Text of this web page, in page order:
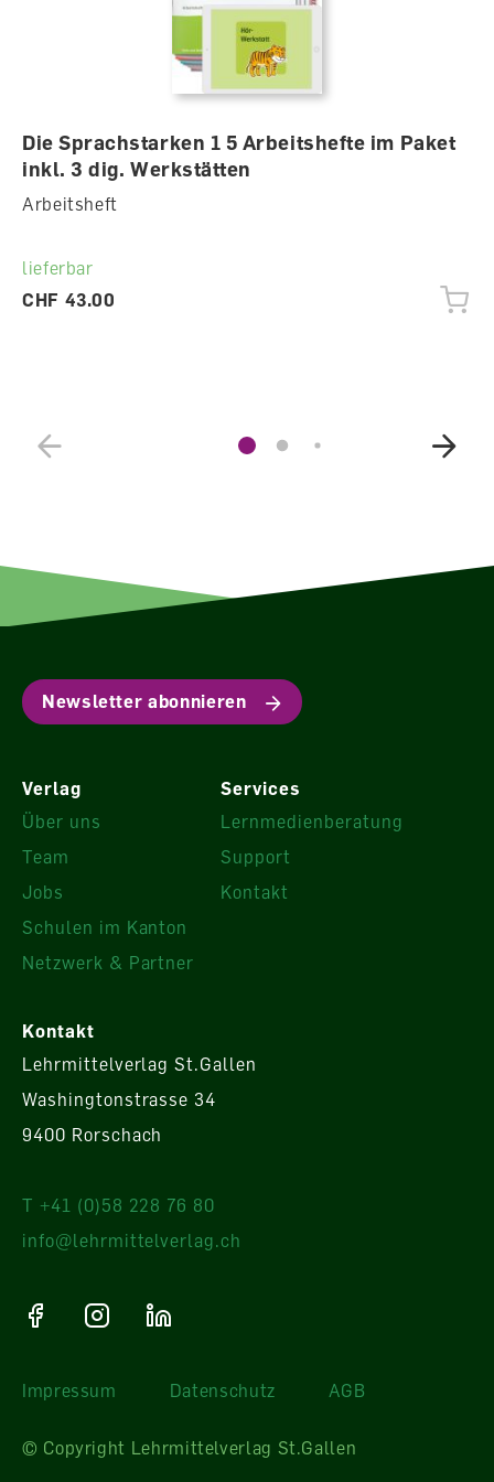
Die Sprachstarken 1 5 Arbeitshefte im Paket
inkl. 3 dig. Werkstätten
Arbeitsheft
lieferbar
CHF 43.00
Newsletter abonnieren
Verlag
Über uns
Team
Jobs
Schulen im Kanton
Netzwerk & Partner
Services
Lernmedienberatung
Support
Kontakt
Kontakt
Lehrmittelverlag St.Gallen
Washingtonstrasse 34
9400 Rorschach
T +41 (0)58 228 76 80
info@lehrmittelverlag.ch
Impressum Datenschutz AGB
© Copyright Lehrmittelverlag St.Gallen